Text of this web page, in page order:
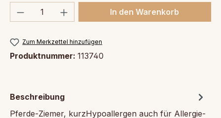
Produkt Anzahl: Gib denIn den Warenkorb
Zum Merkzettel hinzufügen
Produktnummer: 113740
Beschreibung
Pferde-Ziemer, kurzHypoallergen auch für Allergie-